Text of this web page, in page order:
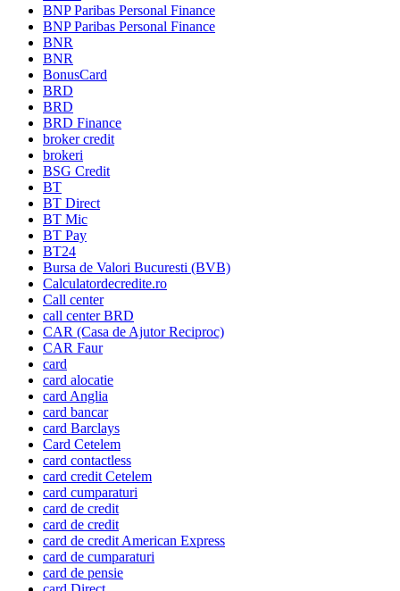
BNP Paribas Personal Finance
BNP Paribas Personal Finance
BNR
BNR
BonusCard
BRD
BRD
BRD Finance
broker credit
brokeri
BSG Credit
BT
BT Direct
BT Mic
BT Pay
BT24
Bursa de Valori Bucuresti (BVB)
Calculatordecredite.ro
Call center
call center BRD
CAR (Casa de Ajutor Reciproc)
CAR Faur
card
card alocatie
card Anglia
card bancar
card Barclays
Card Cetelem
card contactless
card credit Cetelem
card cumparaturi
card de credit
card de credit
card de credit American Express
card de cumparaturi
card de pensie